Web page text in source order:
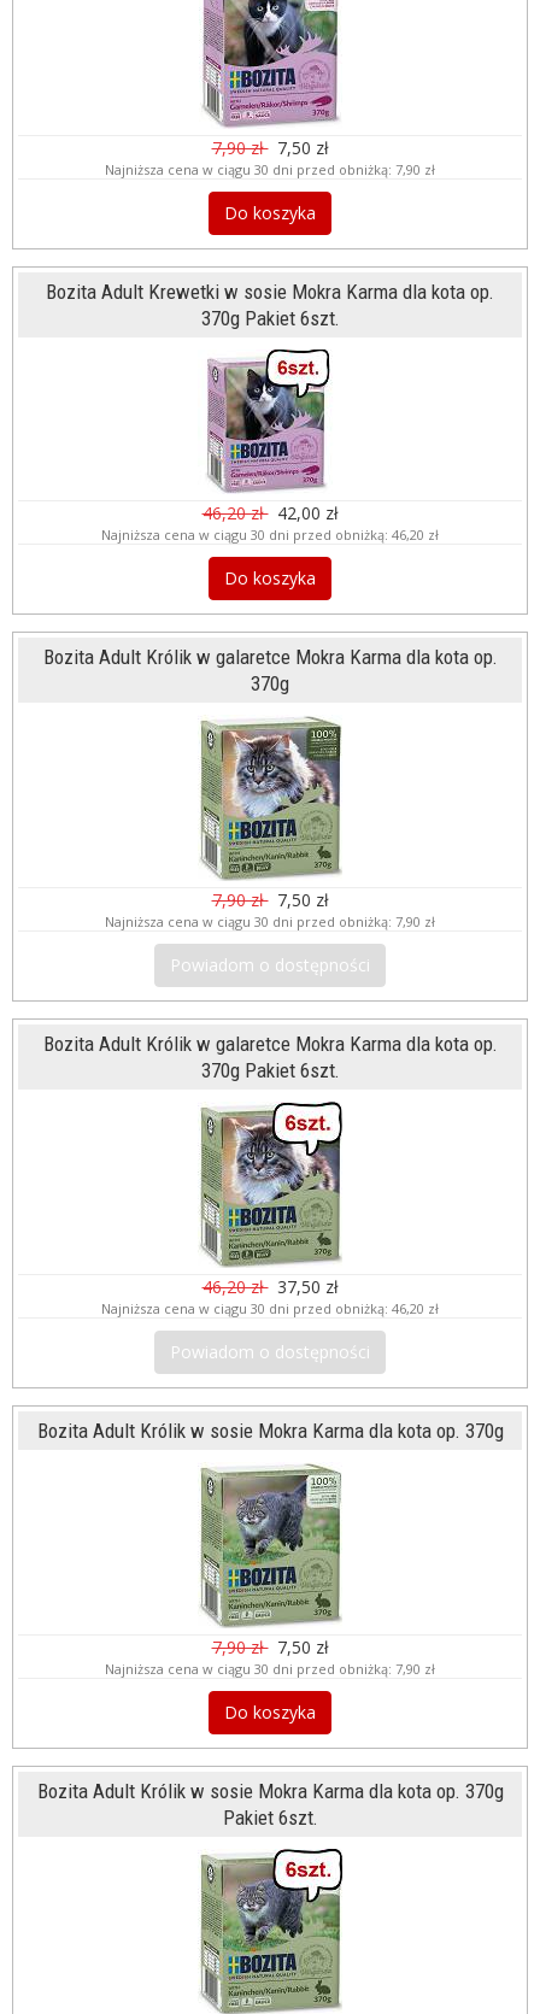
7,90 zł 7,50 zł
Najniższa cena w ciągu 30 dni przed obniżką: 7,90 zł
Do koszyka
Bozita Adult Krewetki w sosie Mokra Karma dla kota op.
370g Pakiet 6szt.
46,20 zł 42,00 zł
Najniższa cena w ciągu 30 dni przed obniżką: 46,20 zł
Do koszyka
Bozita Adult Królik w galaretce Mokra Karma dla kota op.
370g
7,90 zł 7,50 zł
Najniższa cena w ciągu 30 dni przed obniżką: 7,90 zł
Powiadom o dostępności
Bozita Adult Królik w galaretce Mokra Karma dla kota op.
370g Pakiet 6szt.
46,20 zł 37,50 zł
Najniższa cena w ciągu 30 dni przed obniżką: 46,20 zł
Powiadom o dostępności
Bozita Adult Królik w sosie Mokra Karma dla kota op. 370g
7,90 zł 7,50 zł
Najniższa cena w ciągu 30 dni przed obniżką: 7,90 zł
Do koszyka
Bozita Adult Królik w sosie Mokra Karma dla kota op. 370g
Pakiet 6szt.